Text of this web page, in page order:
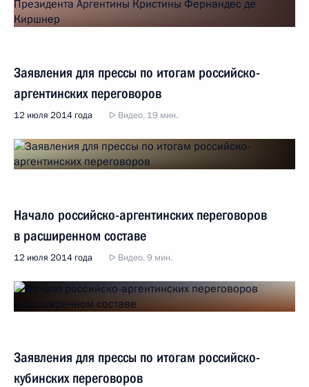
Заявления для прессы по итогам российско-
аргентинских переговоров
12 июля 2014 года Видео, 19 мин.
Начало российско-аргентинских переговоров
в расширенном составе
12 июля 2014 года Видео, 9 мин.
Заявления для прессы по итогам российско-
кубинских переговоров